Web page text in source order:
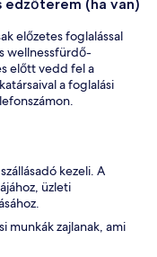
edzőterem (ha van)
előzetes foglalással
wellnessfürdő-
előtt vedd fel a
a foglalási
kezeli. A
üzleti
munkák zajlanak, ami